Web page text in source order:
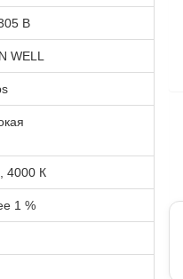
В
WELL
4000 К
1 %